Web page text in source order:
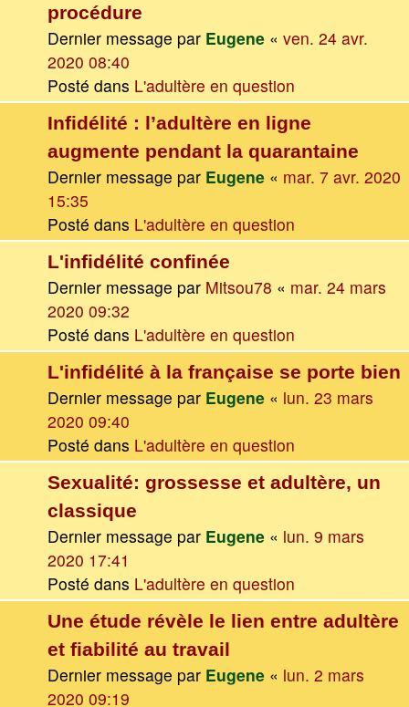
procédure
Dernier message par Eugene « ven. 24 avr.
2020 08:40
Posté dans L'adultère en question
Infidélité : l’adultère en ligne
augmente pendant la quarantaine
Dernier message par Eugene « mar. 7 avr. 2020
15:35
Posté dans L'adultère en question
L'infidélité confinée
Dernier message par Mitsou78 « mar. 24 mars
2020 09:32
Posté dans L'adultère en question
L'infidélité à la française se porte bien
Dernier message par Eugene « lun. 23 mars
2020 09:40
Posté dans L'adultère en question
Sexualité: grossesse et adultère, un
classique
Dernier message par Eugene « lun. 9 mars
2020 17:41
Posté dans L'adultère en question
Une étude révèle le lien entre adultère
et fiabilité au travail
Dernier message par Eugene « lun. 2 mars
2020 09:19